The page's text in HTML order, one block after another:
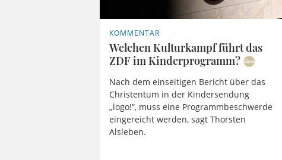
KOMMENTAR
Welchen Kulturkampf führt das
ZDF im Kinderprogramm?
Nach dem einseitigen Bericht über das
Christentum in der Kindersendung
„logo!“, muss eine Programmbeschwerde
eingereicht werden, sagt Thorsten
Alsleben.